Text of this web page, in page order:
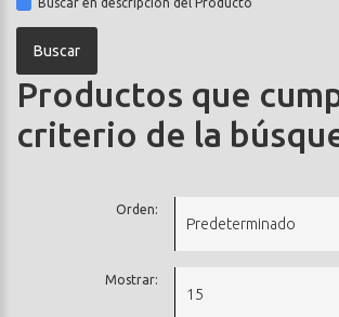
Productos que
criterio de la
Orden:
Predeterminado
Mostrar:
15